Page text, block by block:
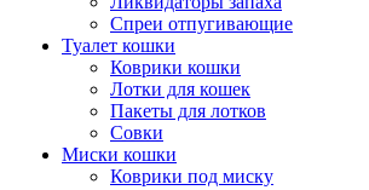
Спреи отпугивающие
Туалет кошки
Коврики кошки
Лотки для кошек
Пакеты для лотков
Совки
Миски кошки
Коврики под миску